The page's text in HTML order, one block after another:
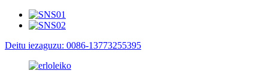
Deitu iezaguzu: 0086-13773255395